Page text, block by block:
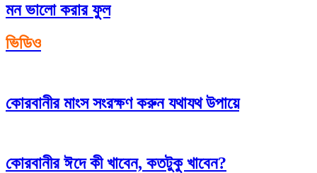
মন ভালো করার ফুল
ভিডিও
কোরবানীর মাংস সংরক্ষণ করুন যথাযথ উপায়ে
কোরবানীর ঈদে কী খাবেন, কতটুকু খাবেন?